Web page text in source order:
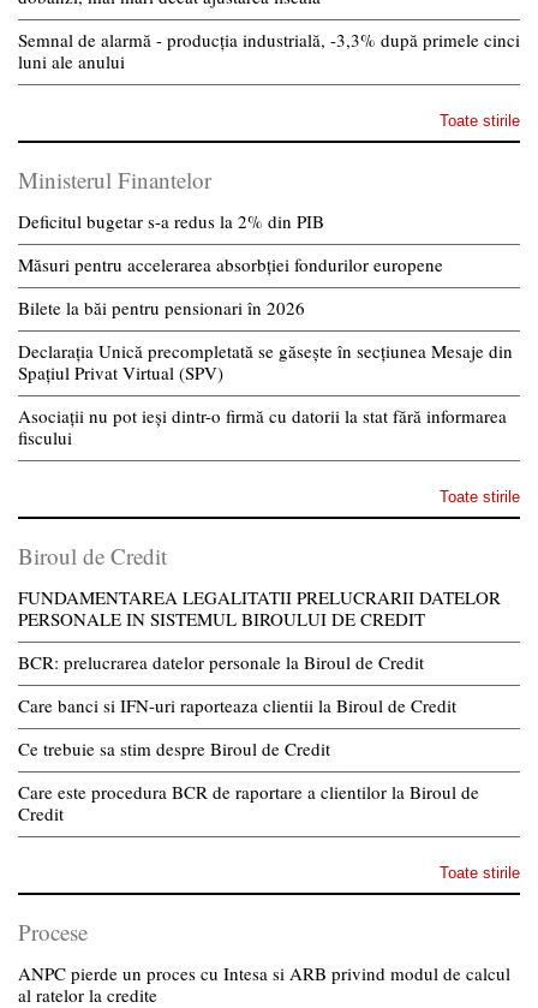
Semnal de alarmă - producția industrială, -3,3% după primele cinci
luni ale anului
Toate stirile
Ministerul Finantelor
Deficitul bugetar s-a redus la 2% din PIB
Măsuri pentru accelerarea absorbției fondurilor europene
Bilete la băi pentru pensionari în 2026
Declarația Unică precompletată se găsește în secțiunea Mesaje din
Spațiul Privat Virtual (SPV)
Asociații nu pot ieși dintr-o firmă cu datorii la stat fără informarea
fiscului
Toate stirile
Biroul de Credit
FUNDAMENTAREA LEGALITATII PRELUCRARII DATELOR
PERSONALE IN SISTEMUL BIROULUI DE CREDIT
BCR: prelucrarea datelor personale la Biroul de Credit
Care banci si IFN-uri raporteaza clientii la Biroul de Credit
Ce trebuie sa stim despre Biroul de Credit
Care este procedura BCR de raportare a clientilor la Biroul de
Credit
Toate stirile
Procese
ANPC pierde un proces cu Intesa si ARB privind modul de calcul
al ratelor la credite